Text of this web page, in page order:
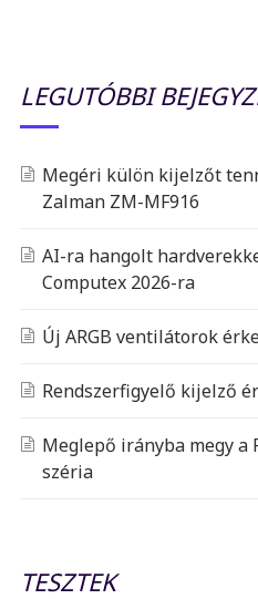
LEGUTÓBBI
Megéri külön kijelzőt
Zalman ZM-MF916
AI-ra hangolt
Computex 2026-ra
Új ARGB ventilátorok
Rendszerfigyelő kijelző
Meglepő irányba megy a
széria
TESZTEK